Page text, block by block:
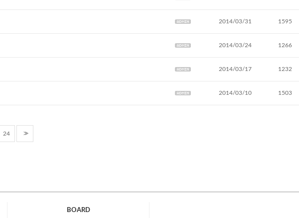
2014/03/31 1595
2014/03/24 1266
2014/03/17 1232
2014/03/10 1503
24 >>
BOARD